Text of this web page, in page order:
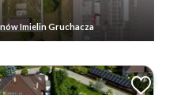
Imielin Gruchacza